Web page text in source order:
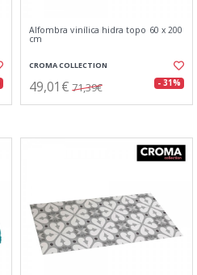
Alfombra vinílica hidra topo 60 x 200
cm
CROMA COLLECTION
49,01€ 71,39€ - 31%